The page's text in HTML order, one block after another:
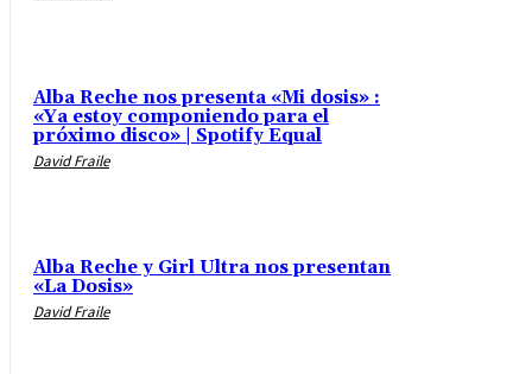
Alba Reche nos presenta «Mi dosis» :
«Ya estoy componiendo para el
próximo disco» | Spotify Equal
David Fraile
Alba Reche y Girl Ultra nos presentan
«La Dosis»
David Fraile